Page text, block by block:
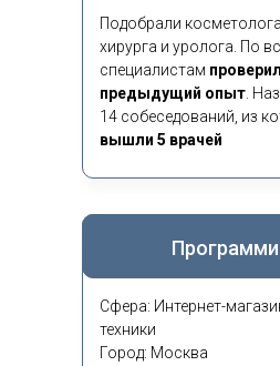
Подобрали
хирурга и уролога. По
специалистам
предыдущий опыт
14 собеседований, из
вышли 5 врачей
Сфера: Интернет-
техники
Город: Москва